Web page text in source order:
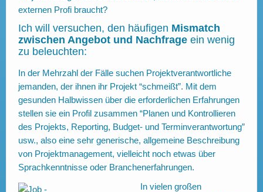
externen Profi braucht?
Ich will versuchen, den häufigen Mismatch
zwischen Angebot und Nachfrage ein wenig
zu beleuchten:
In der Mehrzahl der Fälle suchen Projektverantwortliche
jemanden, der ihnen ihr Projekt “schmeißt”. Mit dem
gesunden Halbwissen über die erforderlichen Erfahrungen
stellen sie ein Profil zusammen “Planen und Kontrollieren
des Projekts, Reporting, Budget- und Terminverantwortung”
usw., also eine sehr generische, allgemeine Beschreibung
von Projektmanagement, vielleicht noch etwas über
Sprachkenntnisse oder Branchenerfahrungen.
In vielen großen